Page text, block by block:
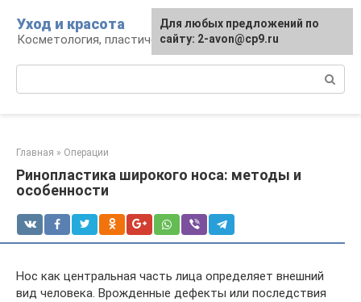
контенту
Уход и красота
Косметология, пластическая хирургия, уход
Главная » Операции
Ринопластика широкого носа: методы и
особенности
Нос как центральная часть лица определяет внешний
вид человека. Врожденные дефекты или последствия
Для любых предложений по
сайту: 2-avon@cp9.ru